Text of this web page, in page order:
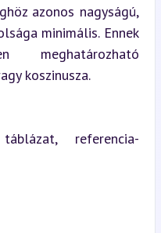
azonos nagyságú,
minimális. Ennek
meghatározható
koszinusza.
referencia-